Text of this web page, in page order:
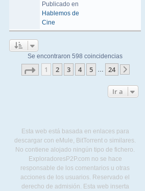
Publicado en
Hablemos de
Cine
Se encontraron 598 coincidencias
Página de 24
1 2 3 4 5 … 24
Ir a
Esta web está basada en enlaces para
descargar con eMule, BitTorrent o similares.
No contiene alojado ningún tipo de fichero.
ExploradoresP2P.com no se hace
responsable de los comentarios u otras
acciones de los usuarios. Reservado el
derecho de admisión. Esta web inserta